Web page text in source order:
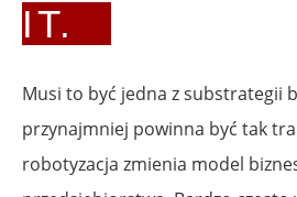
IT.
Musi to być jedna z substrategii
przynajmniej powinna być tak
robotyzacja zmienia model